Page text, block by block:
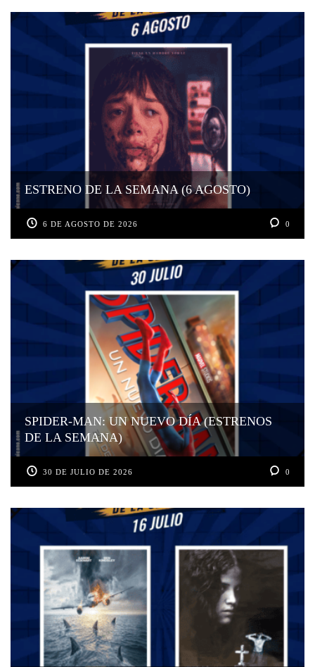
ESTRENO DE LA SEMANA (6 AGOSTO)
6 DE AGOSTO DE 2026 0
SPIDER-MAN: UN NUEVO DÍA (ESTRENOS
DE LA SEMANA)
30 DE JULIO DE 2026 0